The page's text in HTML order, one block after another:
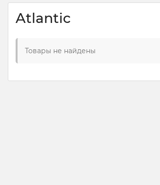
Atlantic
Товары не найдены